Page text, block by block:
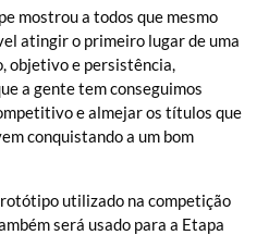
mostrou a todos que mesmo
atingir o primeiro lugar de uma
objetivo e persistência,
a gente tem conseguimos
e almejar os títulos que
conquistando a um bom
utilizado na competição
será usado para a Etapa